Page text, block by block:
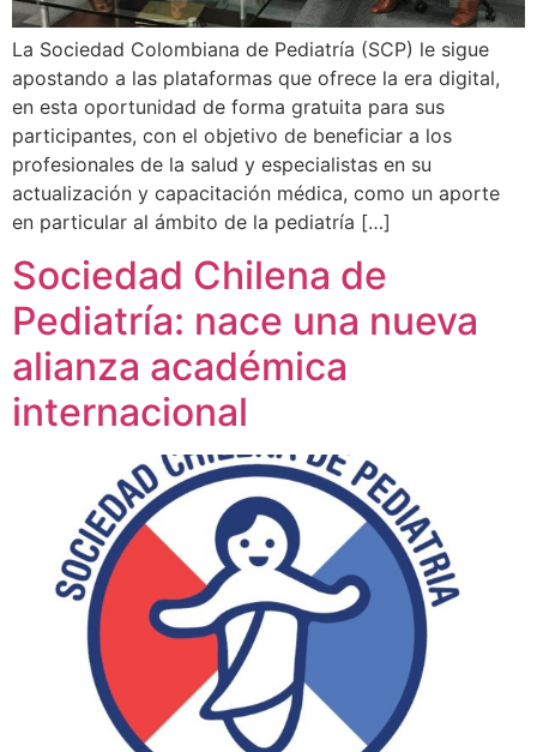
La Sociedad Colombiana de Pediatría (SCP) le sigue
apostando a las plataformas que ofrece la era digital,
en esta oportunidad de forma gratuita para sus
participantes, con el objetivo de beneficiar a los
profesionales de la salud y especialistas en su
actualización y capacitación médica, como un aporte
en particular al ámbito de la pediatría […]
Sociedad Chilena de
Pediatría: nace una nueva
alianza académica
internacional